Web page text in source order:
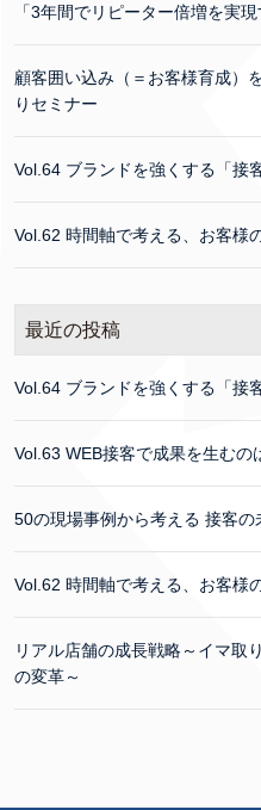
「3年間でリピーター倍増を実
顧客囲い込み（＝お客様育成）
りセミナー
Vol.64 ブランドを強くする「接
Vol.62 時間軸で考える、お客様
最近の投稿
Vol.64 ブランドを強くする「接
Vol.63 WEB接客で成果を生むの
50の現場事例から考える 接客の
Vol.62 時間軸で考える、お客様
リアル店舗の成長戦略～イマ取
の変革～